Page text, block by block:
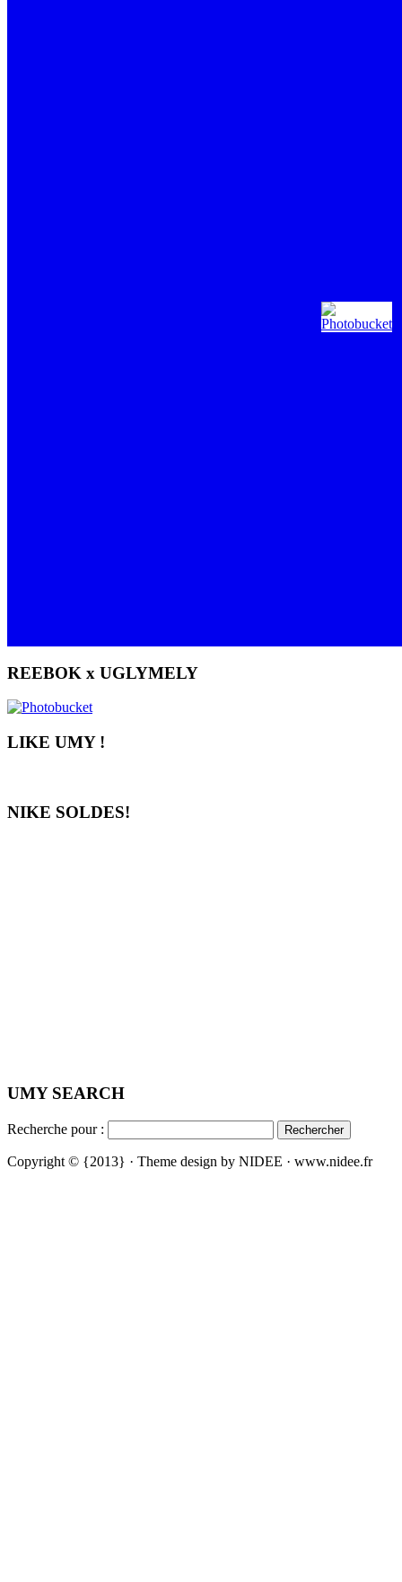
REEBOK x UGLYMELY
LIKE UMY !
NIKE SOLDES!
UMY SEARCH
Recherche pour :
Copyright © {2013} · Theme design by NIDEE · www.nidee.fr